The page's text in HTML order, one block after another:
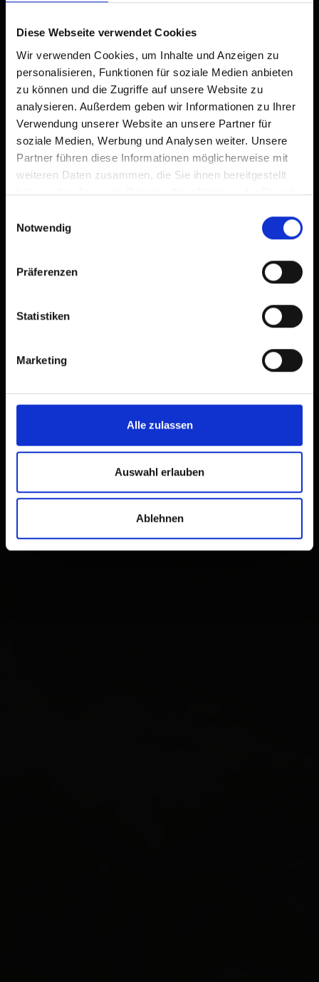
Diese Webseite verwendet Cookies
Wir verwenden Cookies, um Inhalte und Anzeigen zu
personalisieren, Funktionen für soziale Medien anbieten
zu können und die Zugriffe auf unsere Website zu
analysieren. Außerdem geben wir Informationen zu Ihrer
Verwendung unserer Website an unsere Partner für
soziale Medien, Werbung und Analysen weiter. Unsere
Partner führen diese Informationen möglicherweise mit
weiteren Daten zusammen, die Sie ihnen bereitgestellt
haben oder die sie im Rahmen Ihrer Nutzung der Dienste
Notwendig
Präferenzen
Statistiken
Marketing
Alle zulassen
Auswahl erlauben
Ablehnen